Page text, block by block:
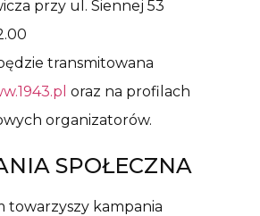
przy ul. Siennej 53
transmitowana
oraz na profilach
organizatorów.
SPOŁECZNA
towarzyszy kampania